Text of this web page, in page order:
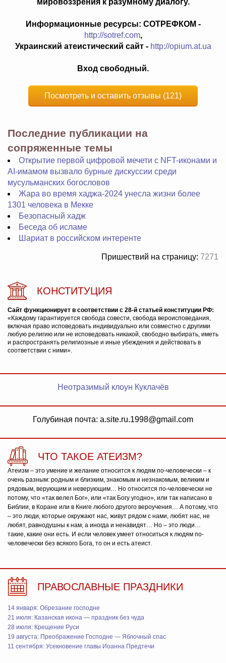
мировоззрения к разумному диалогу.
Информационные ресурсы: СОТРЕФКОМ -
http://sotref.com,
Украинский атеистический сайт - http://opium.at.ua
Вход свободный.
Посмотреть и оставить отзывы (121)
Последние публикации на
сопряженные темы
Открытие первой цифровой мечети с NFT-иконами и
AI-имамом вызвало бурные дискуссии среди
мусульманских богословов
Жара во время хаджа-2024 унесла жизни более
1301 человека в Мекке
Безопасный хадж
Беседа об исламе
Шариат в российском интеренте
Пришествий на страницу: 7271
КОНСТИТУЦИЯ
Сайт функционирует в соответствии с 28-й статьей конституции РФ:
«Каждому гарантируется свобода совести, свобода вероисповедания,
включая право исповедовать индивидуально или совместно с другими
любую религию или не исповедовать никакой, свободно выбирать, иметь
и распространять религиозные и иные убеждения и действовать в
соответствии с ними».
Неотразимый клоун Куклачёв
Голубиная почта: a.site.ru.1998@gmail.com
ЧТО ТАКОЕ АТЕИЗМ?
Атеизм – это умение и желание относится к людям по-человечески – к
очень разным: родным и близким, знакомым и незнакомым, великим и
рядовым, верующим и неверующим… Но относится по-человечески не
потому, что «так велел Бог», или «так Богу угодно», или так написано в
Библии, в Коране или в Книге любого другого вероучения… А потому, что
– это люди, которые окружают нас, живут рядом с нами, любят нас, не
любят, равнодушны к нам, а иногда и ненавидят… Но – это люди…
такие, какие они есть. И если человек умеет относиться к людям по-
человечески без всякого Бога, то он и есть атеист.
ПРАВОСЛАВНЫЕ ПРАЗДНИКИ
14 января: Обрезание господне
21 июля: Казанская икона — праздник без чуда
28 июля: Крещение Руси
19 августа: Преображение Господне — Яблочный спас
11 сентября: Усекновение главы Иоанна Предтечи